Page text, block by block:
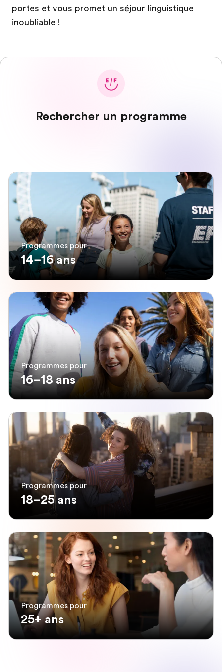
portes et vous promet un séjour linguistique
inoubliable !
Rechercher un programme
Programmes pour
14–16 ans
Programmes pour
16–18 ans
Programmes pour
18–25 ans
Programmes pour
25+ ans